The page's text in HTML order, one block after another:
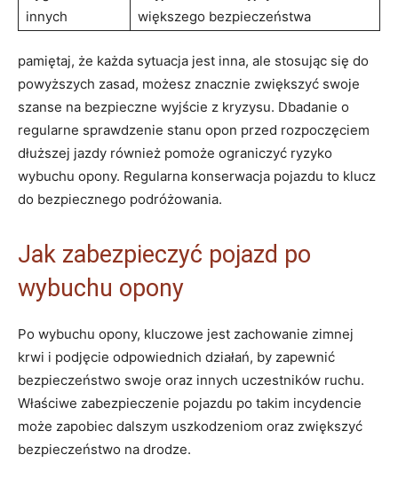
innych
większego bezpieczeństwa
pamiętaj, że każda sytuacja jest inna, ale stosując się do
powyższych zasad, możesz⁣ znacznie zwiększyć swoje
szanse na bezpieczne wyjście z kryzysu. Dbadanie o
regularne sprawdzenie stanu opon przed rozpoczęciem
dłuższej jazdy również pomoże ograniczyć ryzyko
wybuchu opony. Regularna konserwacja pojazdu ‌to klucz
do⁤ bezpiecznego podróżowania.
Jak zabezpieczyć pojazd po
wybuchu opony
Po wybuchu opony, kluczowe‌ jest zachowanie zimnej
krwi i podjęcie‍ odpowiednich działań, by zapewnić
bezpieczeństwo swoje oraz innych uczestników ruchu.
Właściwe zabezpieczenie pojazdu po takim incydencie
może zapobiec ‌dalszym uszkodzeniom oraz zwiększyć⁢
bezpieczeństwo ⁣na drodze.